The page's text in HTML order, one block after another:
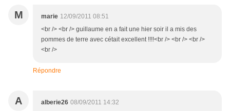
M marie 12/09/2011 08:51
<br /> <br /> guillaume en a fait une hier soir il a mis des
pommes de terre avec cétait excellent !!!!<br /> <br /> <br />
<br />
Répondre
A alberie26 08/09/2011 14:32